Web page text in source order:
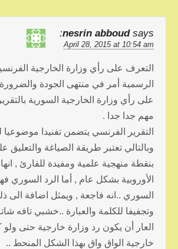
nesrin abboud says:
April 28, 2015 at 10:54 am
التعرف على رأي وزارة الخارجية الفرنسية
الرسمية أمر في منتهى الجودة
على رأي وزارة الخارجية السورية
مهم جدا جدا .
التقرير الفرنسي يتضمن تفنيدا
وبالتالي تعتبر طريقة الصياغة والتعليق
بنقطة منهجية علمية ومفيدة للقارئ , انها
الأوروبية بشكل عام , أما الرد السوري
السوري ..انه فاجعة , ويمثل اضافة الى
وتجفيفا للكلمة والعبارة ..خشبي تافه
العار أن يكون رد وزارة خارجية حتى ولو
خارجية الواق واق بهذا الشكل المنحط ..